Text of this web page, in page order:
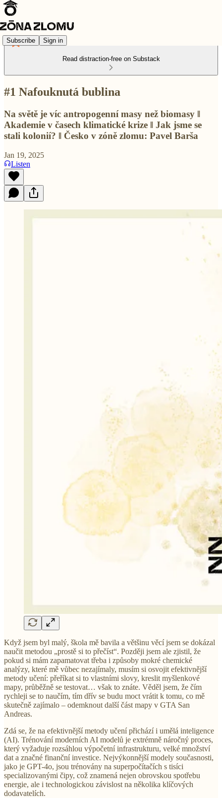
Subscribe Sign in
Read distraction-free on Substack
#1 Nafouknutá bublina
Na světě je víc antropogenní masy než biomasy ‖
Akademie v časech klimatické krize ‖ Jak jsme se
stali kolonií? ‖ Česko v zóně zlomu: Pavel Barša
Jan 19, 2025
Listen
Když jsem byl malý, škola mě bavila a většinu věcí jsem se dokázal
naučit metodou „prostě si to přečíst“. Později jsem ale zjistil, že
pokud si mám zapamatovat třeba i způsoby mokré chemické
analýzy, které mě vůbec nezajímaly, musím si osvojit efektivnější
metody učení: přeříkat si to vlastními slovy, kreslit myšlenkové
mapy, průběžně se testovat… však to znáte. Věděl jsem, že čím
rychleji se to naučím, tím dřív se budu moct vrátit k tomu, co mě
skutečně zajímalo – odemknout další část mapy v GTA San
Andreas.
Zdá se, že na efektivnější metody učení přichází i umělá inteligence
(AI). Trénování moderních AI modelů je extrémně náročný proces,
který vyžaduje rozsáhlou výpočetní infrastrukturu, velké množství
dat a značné finanční investice. Nejvýkonnější modely současnosti,
jako je GPT-4o, jsou trénovány na superpočítačích s tisíci
specializovanými čipy, což znamená nejen obrovskou spotřebu
energie, ale i technologickou závislost na několika klíčových
dodavatelích.